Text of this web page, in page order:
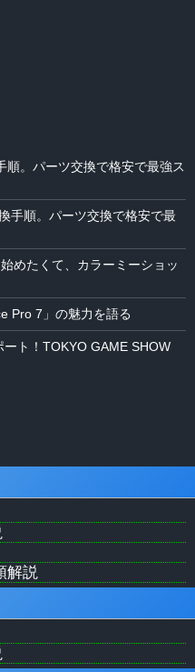
。パーツ交換で格安で最強ス
手順。パーツ交換で格安で最
めたくて、カラーミーショッ
Pro 7」の魅力を語る
ート！TOKYO GAME SHOW
解説